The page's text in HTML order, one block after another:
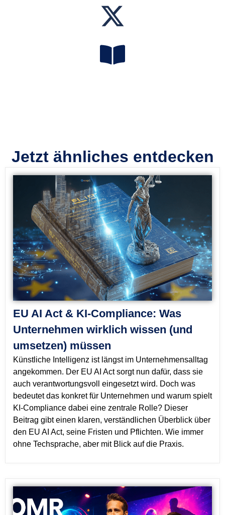
Jetzt ähnliches entdecken
EU AI Act & KI-Compliance: Was
Unternehmen wirklich wissen (und
umsetzen) müssen
Künstliche Intelligenz ist längst im Unternehmensalltag
angekommen. Der EU AI Act sorgt nun dafür, dass sie
auch verantwortungsvoll eingesetzt wird. Doch was
bedeutet das konkret für Unternehmen und warum spielt
KI-Compliance dabei eine zentrale Rolle? Dieser
Beitrag gibt einen klaren, verständlichen Überblick über
den EU AI Act, seine Fristen und Pflichten. Wie immer
ohne Techsprache, aber mit Blick auf die Praxis.